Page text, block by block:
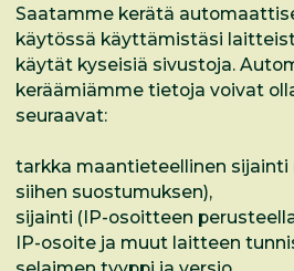
Saatamme kerätä
käytössä käyttämistäsi
käytät kyseisiä sivustoja.
keräämiämme tietoja voivat
seuraavat:
tarkka maantieteellinen sijainti
siihen suostumuksen),
sijainti (IP-osoitteen
IP-osoite ja muut laitteen